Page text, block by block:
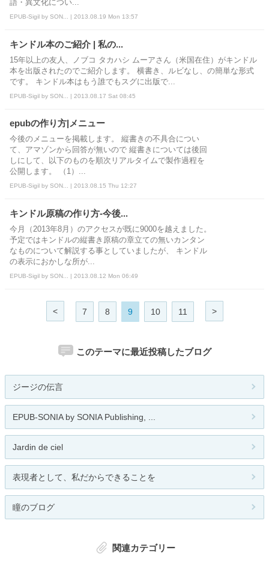
語・異文化につい...
EPUB-Sigil by SON... | 2013.08.19 Mon 13:57
キンドル本のご紹介 | 私の...
15年以上の友人、ノブコ タカハシ ムーアさん（米国在住）がキンドル
本を出版されたのでご紹介します。 横書き、ルビなし、の簡単な形式
です。 キンドル本はもう誰でもスグに出版で...
EPUB-Sigil by SON... | 2013.08.17 Sat 08:45
epubの作り方|メニュー
今後のメニューを掲載します。 縦書きの不具合につい
て、アマゾンから回答が無いので 縦書きについては後回
しにして、以下のものを順次リアルタイムで製作過程を
公開します。 （1）...
EPUB-Sigil by SON... | 2013.08.15 Thu 12:27
キンドル原稿の作り方-今後...
今月（2013年8月）のアクセスが既に9000を越えました。
予定ではキンドルの縦書き原稿の章立ての無いカンタン
なものについて解説する事としていましたが、 キンドル
の表示におかしな所が...
EPUB-Sigil by SON... | 2013.08.12 Mon 06:49
< 7 8 9 10 11 >
このテーマに最近投稿したブログ
ジージの伝言
EPUB-SONIA by SONIA Publishing, ...
Jardin de ciel
表現者として、私だからできることを
瞳のブログ
関連カテゴリー